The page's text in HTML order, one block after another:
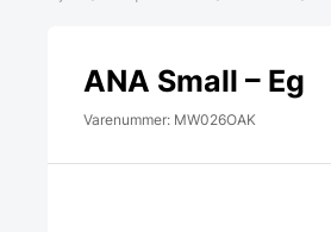
ANA Small – Eg
Varenummer: MW026OAK